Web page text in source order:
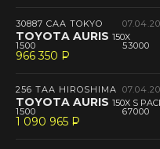
30887 CAA TOKYO
TOYOTA AURIS 150X
1500 53000
966 350 P
--
256 TAA HIROSHIMA
TOYOTA AURIS 150X S
1500 67000
1 090 965 P
--